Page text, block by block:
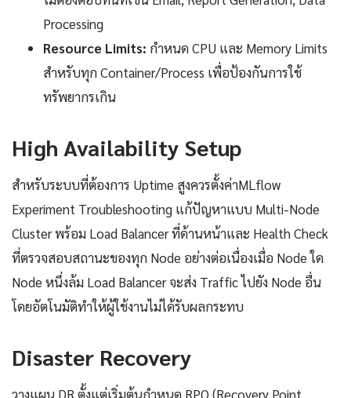
Processing
Resource Limits: กำหนด CPU และ Memory Limits
สำหรับทุก Container/Process เพื่อป้องกันการใช้
ทรัพยากรเกิน
High Availability Setup
สำหรับระบบที่ต้องการ Uptime สูงควรตั้งค่าMLflow
Experiment Troubleshooting แก้ปัญหาแบบ Multi-Node
Cluster พร้อม Load Balancer ที่ด้านหน้าและ Health Check
ที่ตรวจสอบสถานะของทุก Node อย่างต่อเนื่องเมื่อ Node ใด
Node หนึ่งล้ม Load Balancer จะส่ง Traffic ไปยัง Node อื่น
โดยอัตโนมัติทำให้ผู้ใช้งานไม่ได้รับผลกระทบ
Disaster Recovery
วางแผน DR ตั้งแต่เริ่มต้นกำหนด RPO (Recovery Point